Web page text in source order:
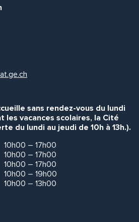
sans rendez-vous du lundi
les vacances scolaires, la Cité
du lundi au jeudi de 10h à 13h.).
10h00 – 17h00
10h00 – 17h00
10h00 – 17h00
10h00 – 19h00
10h00 – 13h00